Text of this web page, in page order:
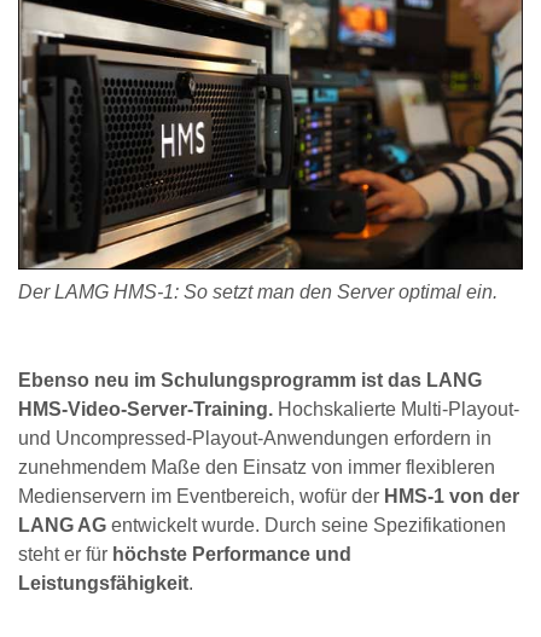
Der LAMG HMS-1: So setzt man den Server optimal ein.
Ebenso neu im Schulungsprogramm ist das LANG
HMS-Video-Server-Training. Hochskalierte Multi-Playout-
und Uncompressed-Playout-Anwendungen erfordern in
zunehmendem Maße den Einsatz von immer flexibleren
Medienservern im Eventbereich, wofür der HMS-1 von der
LANG AG entwickelt wurde. Durch seine Spezifikationen
steht er für höchste Performance und
Leistungsfähigkeit.